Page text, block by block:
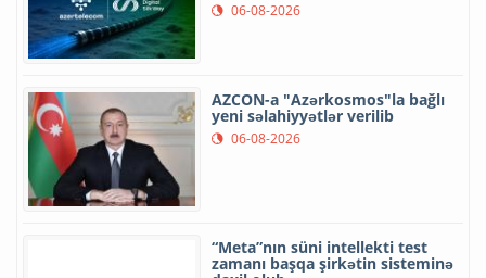
06-08-2026
AZCON-a "Azərkosmos"la bağlı
yeni səlahiyyətlər verilib
06-08-2026
“Meta”nın süni intellekti test
zamanı başqa şirkətin sisteminə